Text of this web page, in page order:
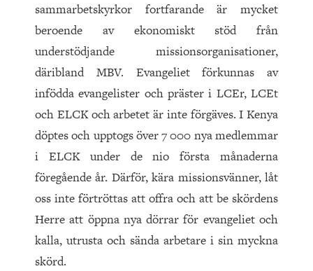
sammarbetskyrkor fortfarande är mycket
beroende av ekonomiskt stöd från
understödjande missionsorganisationer,
däribland MBV. Evangeliet förkunnas av
infödda evangelister och präster i LCEr, LCEt
och ELCK och arbetet är inte förgäves. I Kenya
döptes och upptogs över 7 000 nya medlemmar
i ELCK under de nio första månaderna
föregående år. Därför, kära missionsvänner, låt
oss inte förtröttas att offra och att be skördens
Herre att öppna nya dörrar för evangeliet och
kalla, utrusta och sända arbetare i sin myckna
skörd.